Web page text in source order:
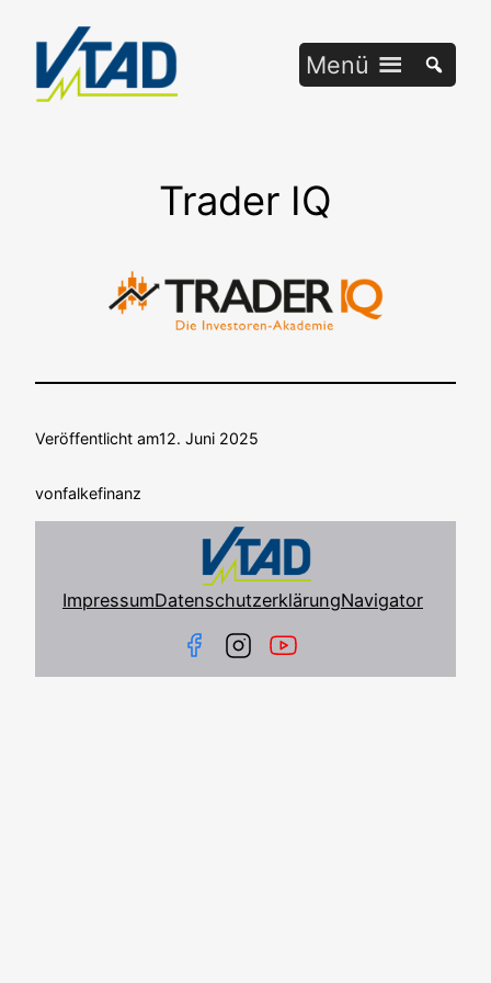
springen
Menü
Trader IQ
Veröffentlicht am12. Juni 2025
vonfalkefinanz
ImpressumDatenschutzerklärungNavigator